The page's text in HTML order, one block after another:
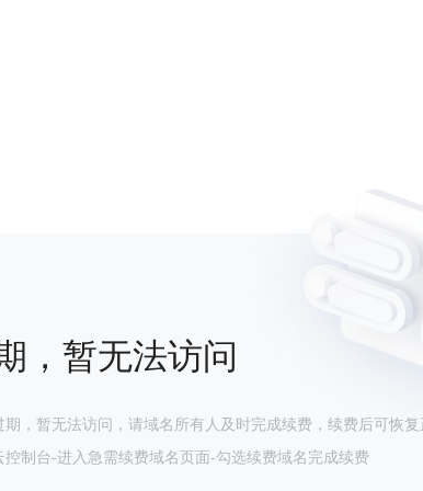
，暂无法访问
，暂无法访问，请域名所有人及时完成续费，续费后可恢复
制台-进入急需续费域名页面-勾选续费域名完成续费